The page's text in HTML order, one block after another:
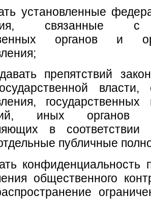
установленные
связанные с
органов и
препятствий
власти,
иных органов
в
публичные
конфиденциальность
общественного